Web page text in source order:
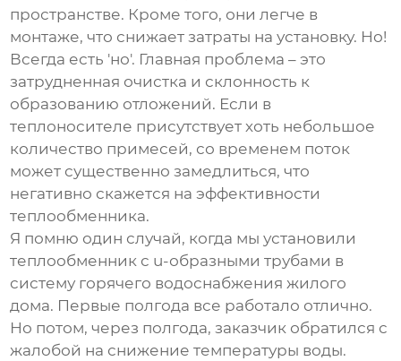
пространстве. Кроме того, они легче в
монтаже, что снижает затраты на установку. Но!
Всегда есть 'но'. Главная проблема – это
затрудненная очистка и склонность к
образованию отложений. Если в
теплоносителе присутствует хоть небольшое
количество примесей, со временем поток
может существенно замедлиться, что
негативно скажется на эффективности
теплообменника.
Я помню один случай, когда мы установили
теплообменник с u-образными трубами в
систему горячего водоснабжения жилого
дома. Первые полгода все работало отлично.
Но потом, через полгода, заказчик обратился с
жалобой на снижение температуры воды.